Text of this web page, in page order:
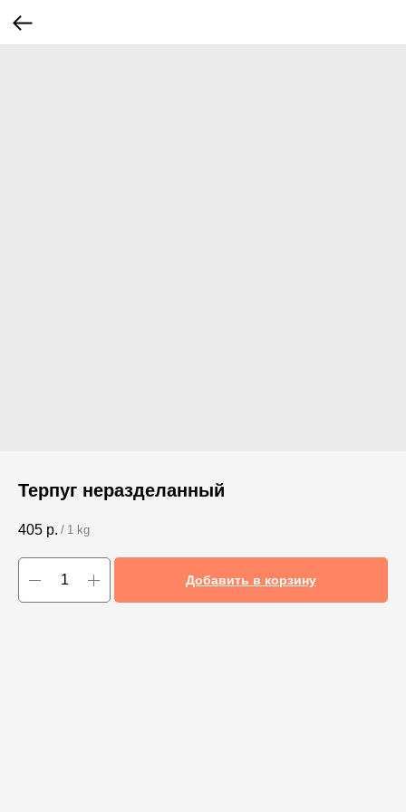
Терпуг неразделанный
405 р. / 1 kg
Добавить в корзину